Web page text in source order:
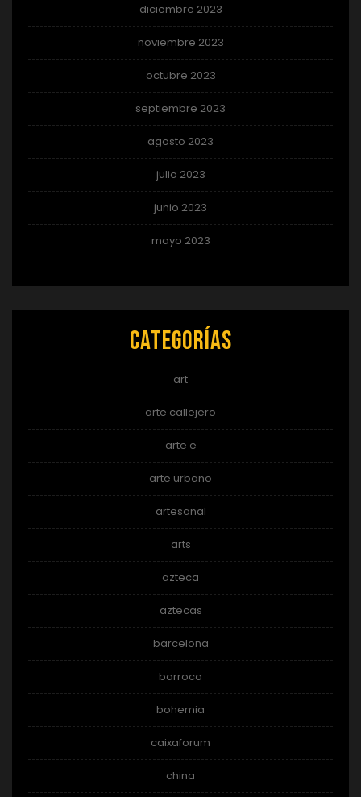
diciembre 2023
noviembre 2023
octubre 2023
septiembre 2023
agosto 2023
julio 2023
junio 2023
mayo 2023
Categorías
art
arte callejero
arte e
arte urbano
artesanal
arts
azteca
aztecas
barcelona
barroco
bohemia
caixaforum
china